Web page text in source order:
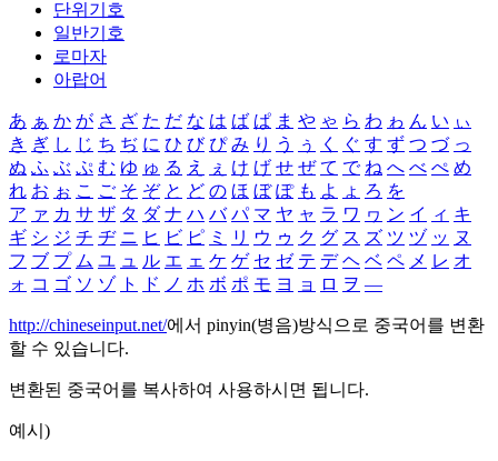
단위기호
일반기호
로마자
아랍어
あ ぁ か が さ ざ た だ な は ば ぱ ま や ゃ ら わ ゎ ん い ぃ
き ぎ し じ ち ぢ に ひ び ぴ み り う ぅ く ぐ す ず つ づ っ
ぬ ふ ぶ ぷ む ゆ ゅ る え ぇ け げ せ ぜ て で ね へ べ ぺ め
れ お ぉ こ ご そ ぞ と ど の ほ ぼ ぽ も よ ょ ろ を
ア ァ カ サ ザ タ ダ ナ ハ バ パ マ ヤ ャ ラ ワ ヮ ン イ ィ キ
ギ シ ジ チ ヂ ニ ヒ ビ ピ ミ リ ウ ゥ ク グ ス ズ ツ ヅ ッ ヌ
フ ブ プ ム ユ ュ ル エ ェ ケ ゲ セ ゼ テ デ ヘ ベ ペ メ レ オ
ォ コ ゴ ソ ゾ ト ド ノ ホ ボ ポ モ ヨ ョ ロ ヲ ―
http://chineseinput.net/에서 pinyin(병음)방식으로 중국어를 변환
할 수 있습니다.
변환된 중국어를 복사하여 사용하시면 됩니다.
예시)